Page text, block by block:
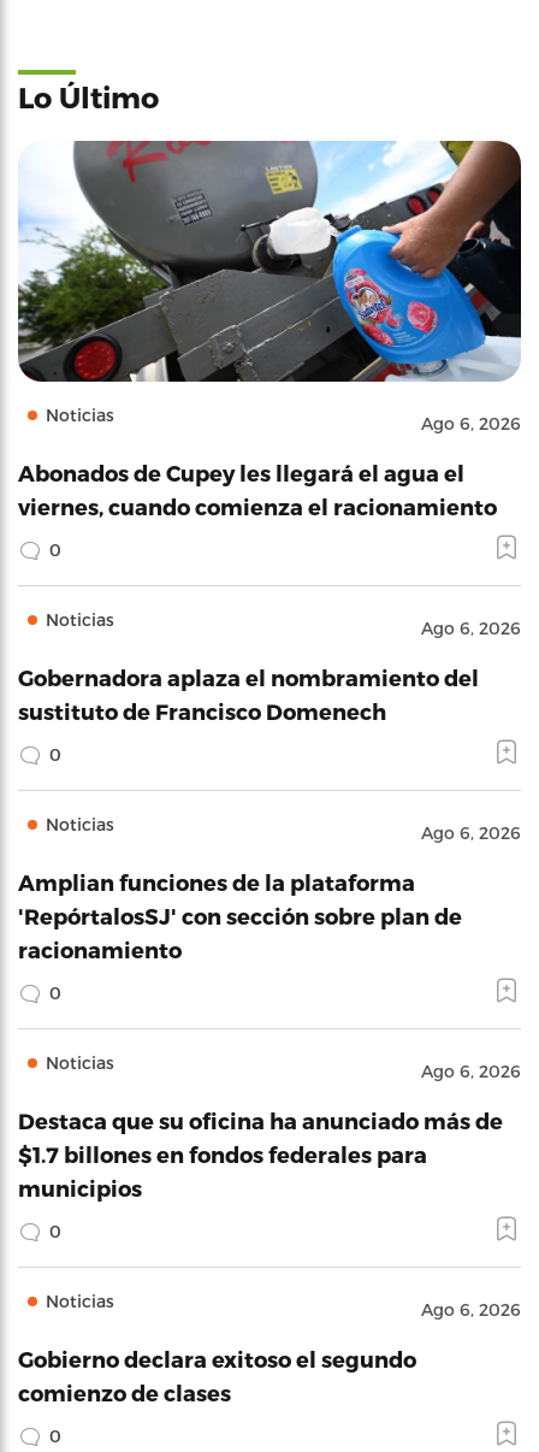
Lo Último
Noticias Ago 6, 2026
Abonados de Cupey les llegará el agua el
viernes, cuando comienza el racionamiento
0
Noticias Ago 6, 2026
Gobernadora aplaza el nombramiento del
sustituto de Francisco Domenech
0
Noticias Ago 6, 2026
Amplian funciones de la plataforma
'RepórtalosSJ' con sección sobre plan de
racionamiento
0
Noticias Ago 6, 2026
Destaca que su oficina ha anunciado más de
$1.7 billones en fondos federales para
municipios
0
Noticias Ago 6, 2026
Gobierno declara exitoso el segundo
comienzo de clases
0